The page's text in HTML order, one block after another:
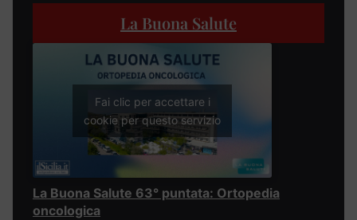
La Buona Salute
Fai clic per accettare i
cookie per questo servizio
La Buona Salute 63° puntata: Ortopedia
oncologica